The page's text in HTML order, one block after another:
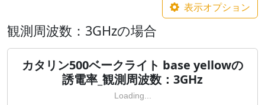
表示オプション
観測周波数：3GHzの場合
カタリン500ベークライト base yellowの
誘電率_観測周波数：3GHz
Loading...